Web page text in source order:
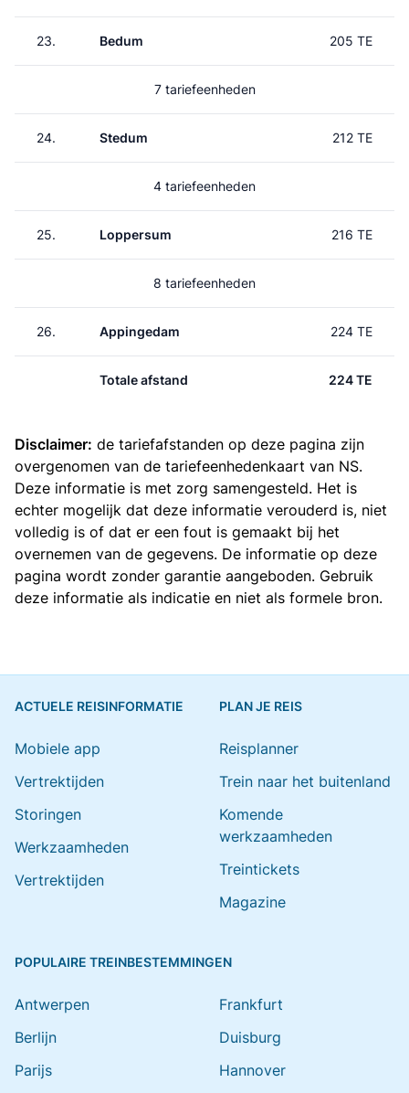
23. Bedum 205 TE
7 tariefeenheden
24. Stedum 212 TE
4 tariefeenheden
25. Loppersum 216 TE
8 tariefeenheden
26. Appingedam 224 TE
Totale afstand 224 TE
Disclaimer: de tariefafstanden op deze pagina zijn
overgenomen van de tariefeenhedenkaart van NS.
Deze informatie is met zorg samengesteld. Het is
echter mogelijk dat deze informatie verouderd is, niet
volledig is of dat er een fout is gemaakt bij het
overnemen van de gegevens. De informatie op deze
pagina wordt zonder garantie aangeboden. Gebruik
deze informatie als indicatie en niet als formele bron.
ACTUELE REISINFORMATIE
Mobiele app
Vertrektijden
Storingen
Werkzaamheden
Vertrektijden
PLAN JE REIS
Reisplanner
Trein naar het buitenland
Komende
werkzaamheden
Treintickets
Magazine
POPULAIRE TREINBESTEMMINGEN
Antwerpen
Berlijn
Parijs
Frankfurt
Duisburg
Hannover